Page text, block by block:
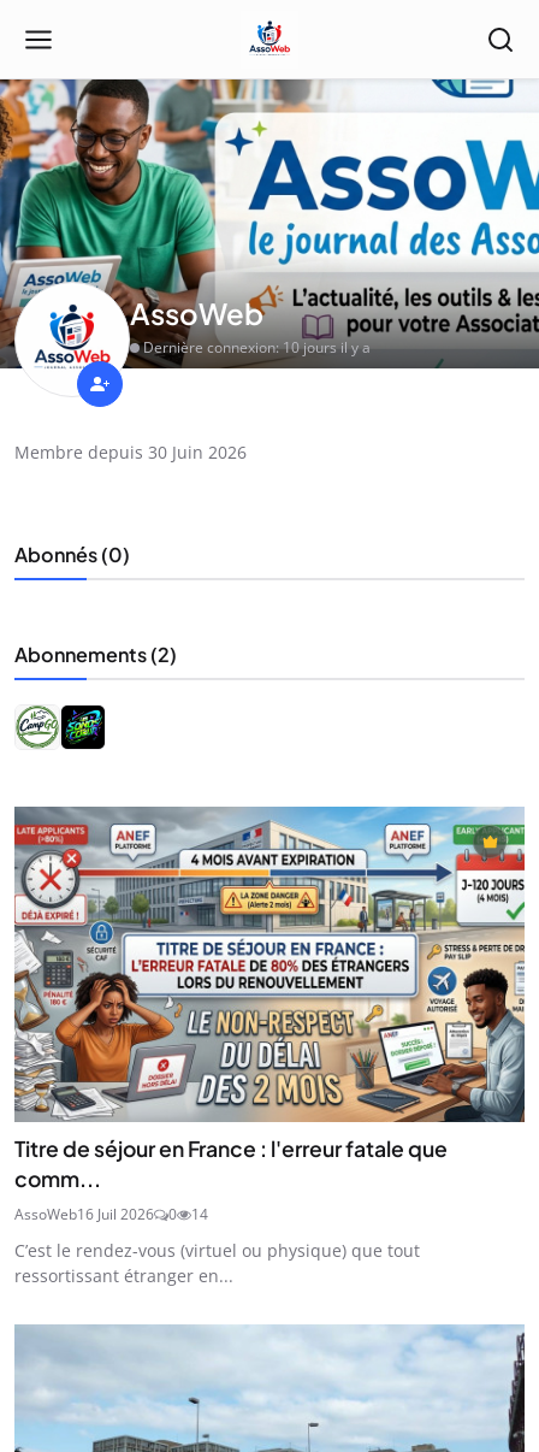
AssoWeb
Dernière connexion: 10 jours il y a
Membre depuis 30 Juin 2026
Abonnés (0)
Abonnements (2)
Titre de séjour en France : l'erreur fatale que
comm...
AssoWeb16 Juil 2026 0 14
C’est le rendez-vous (virtuel ou physique) que tout
ressortissant étranger en...